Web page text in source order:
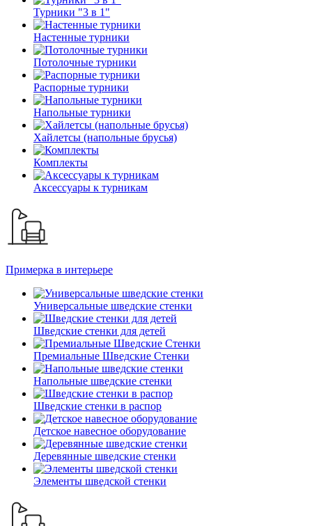
Турники "3 в 1"
Настенные турники
Потолочные турники
Распорные турники
Напольные турники
Хайлетсы (напольные брусья)
Комплекты
Аксессуары к турникам
Примерка в интерьере
Универсальные шведские стенки
Шведские стенки для детей
Премиальные Шведские Стенки
Напольные шведские стенки
Шведские стенки в распор
Детское навесное оборудование
Деревянные шведские стенки
Элементы шведской стенки